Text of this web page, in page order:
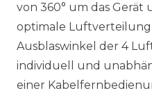
von 360° um das
optimale Luftverteilung
Ausblaswinkel der 4
individuell und
einer